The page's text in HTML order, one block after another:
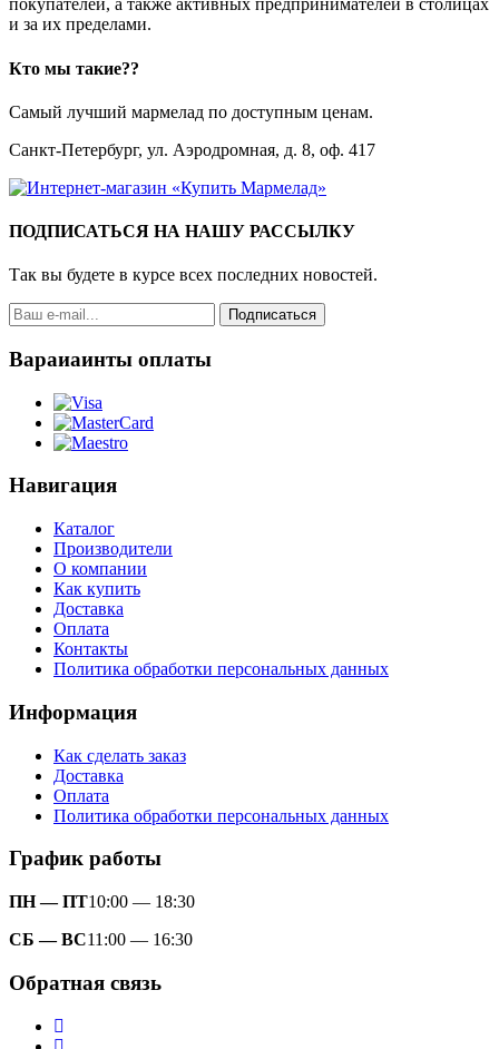
покупателей, а также активных предпринимателей в столицах
и за их пределами.
Кто мы такие??
Самый лучший мармелад по доступным ценам.
Санкт-Петербург, ул. Аэродромная, д. 8, оф. 417
ПОДПИСАТЬСЯ НА НАШУ РАССЫЛКУ
Так вы будете в курсе всех последних новостей.
Подписаться
Вараиаинты оплаты
Навигация
Каталог
Производители
О компании
Как купить
Доставка
Оплата
Контакты
Политика обработки персональных данных
Информация
Как сделать заказ
Доставка
Оплата
Политика обработки персональных данных
График работы
ПН — ПТ10:00 — 18:30
СБ — ВС11:00 — 16:30
Обратная связь